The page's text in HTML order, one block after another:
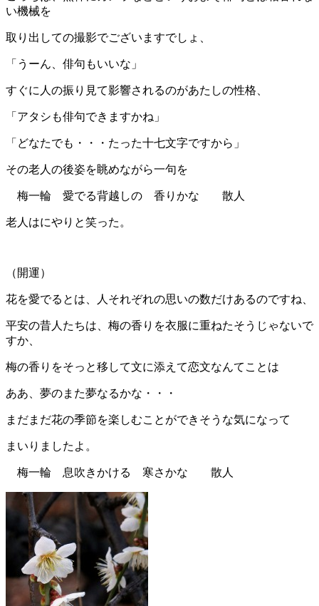
い機械を
取り出しての撮影でございますでしょ、
「うーん、俳句もいいな」
すぐに人の振り見て影響されるのがあたしの性格、
「アタシも俳句できますかね」
「どなたでも・・・たった十七文字ですから」
その老人の後姿を眺めながら一句を
梅一輪 愛でる背越しの 香りかな 散人
老人はにやりと笑った。
（開運）
花を愛でるとは、人それぞれの思いの数だけあるのですね、
平安の昔人たちは、梅の香りを衣服に重ねたそうじゃないで
すか、
梅の香りをそっと移して文に添えて恋文なんてことは
ああ、夢のまた夢なるかな・・・
まだまだ花の季節を楽しむことができそうな気になって
まいりましたよ。
梅一輪 息吹きかける 寒さかな 散人